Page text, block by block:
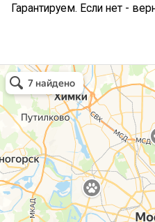
Гарантируем. Если нет -